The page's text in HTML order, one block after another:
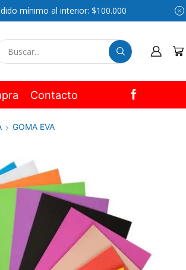
mínimo al interior: $100.000
Contacto
GOMA EVA